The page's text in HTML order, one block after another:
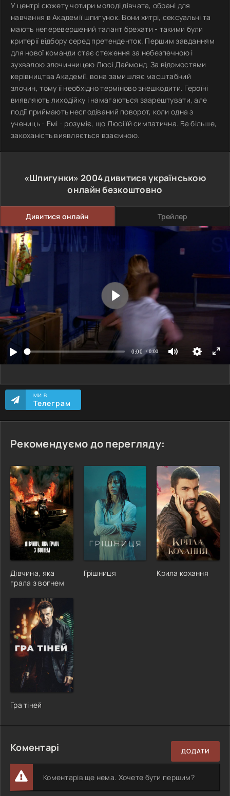
У центрі сюжету чотири молоді дівчата, обрані для
навчання в Академії шпигунок. Вони хитрі, сексуальні та
мають неперевершений талант брехати - такими були
критерії відбору серед претенденток. Першим завданням
для нової команди стає стеження за небезпечною і
зухвалою злочинницею Люсі Даймонд. За відомостями
керівництва Академії, вона замишляє масштабний
злочин, тому її необхідно терміново знешкодити. Героїні
виявляють лиходійку і намагаються заарештувати, але
події приймають несподіваний поворот, коли одна з
учениць - Емі - розуміє, що Люсі їй симпатична. Ба більше,
закоханість виявляється взаємною.
«Шпигунки»2004дивитися українською
онлайн безкоштовно
Дивитися онлайн Трейлер
МИ В
Телеграм
Рекомендуємо до перегляду:
Дівчина, яка
грала з вогнем
Грішниця Крила кохання
Гра тіней
Коментарі ДОДАТИ
Коментарів ще нема. Хочете бути першим?